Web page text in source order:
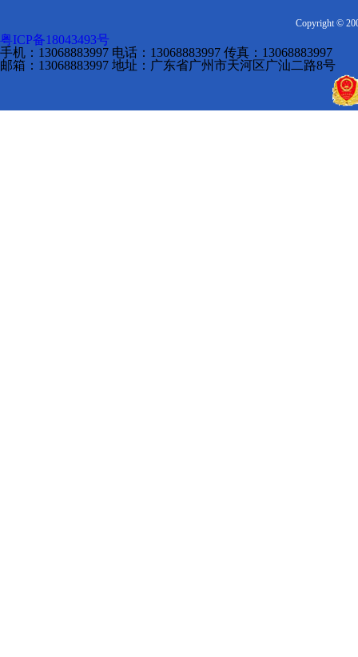
Copyright ©
粤ICP备18043493号
手机：13068883997 电话：13068883997 传真：13068883997
邮箱：13068883997 地址：广东省广州市天河区广汕二路8号